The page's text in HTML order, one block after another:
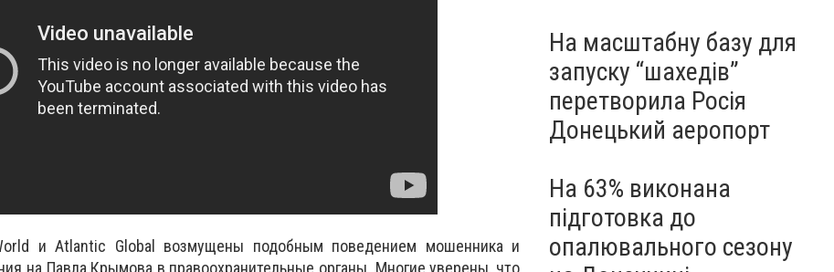
и Atlantic Global возмущены подобным поведением мошенника и
на Павла Крымова в правоохранительные органы. Многие уверены, что
На масштабну базу для
запуску “шахедів”
перетворила Росія
Донецький аеропорт
На 63% виконана
підготовка до
опалювального сезону